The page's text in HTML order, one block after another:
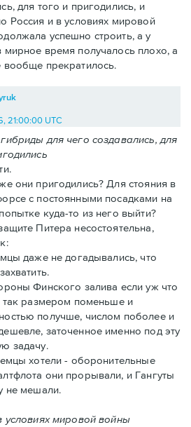
для того и пригодились, и
Россия и в условиях мировой
успешно строить, а у
время получалось плохо, а
вообще прекратилось.
21:00:00 UTC
для чего создавались, для
они пригодились? Для стояния в
с постоянными посадками на
куда-то из него выйти?
Питера несостоятельна,
даже не догадывались, что
Финского залива если уж что
так размером поменьше и
получше, числом поболее и
заточенное именно под эту
задачу.
хотели - оборонительные
они прорывали, и Гангуты
не мешали.
условиях мировой войны